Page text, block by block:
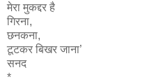
मेरा मुकद्दर है
गिरना,
छनकना,
टूटकर बिखर जाना’
सनद
*